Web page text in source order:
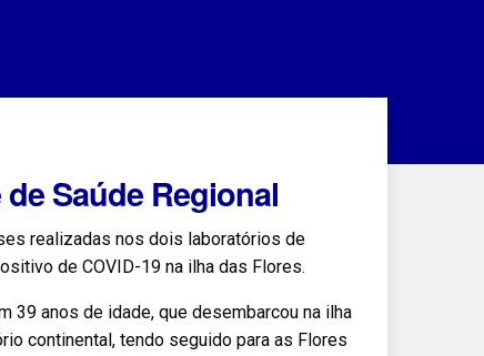
Saúde Regional
realizadas nos dois laboratórios de
de COVID-19 na ilha das Flores.
39 anos de idade, que desembarcou na ilha
continental, tendo seguido para as Flores